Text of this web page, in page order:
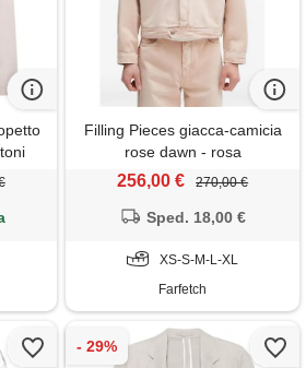
Filling Pieces giacca-camicia
rose dawn - rosa
256,00 € 270,00 €
Sped. 18,00 €
XS-S-M-L-XL
Farfetch